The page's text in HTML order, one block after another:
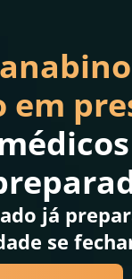
em
já
se